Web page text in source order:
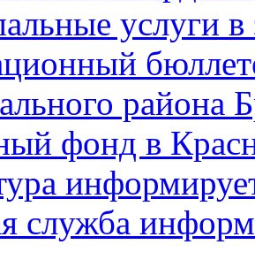
услуги в
района
фонд в
служба